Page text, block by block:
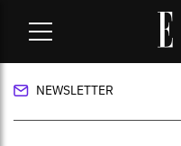
6 opções
visual
NEWSLETTER